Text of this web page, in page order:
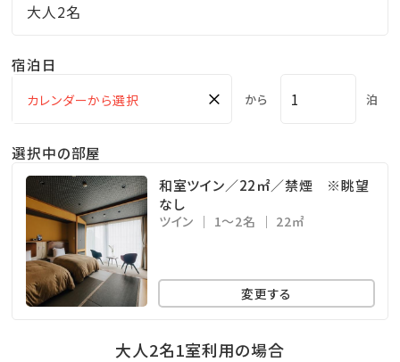
トに記載しております
ございます
■大浴場／カルシウム-ナトリウム塩化物、硫酸塩温泉
“ご入浴可能時間 15:00～25:00／5:30～9:00”
■駐車場／屋外・無料
当館の駐車場は先着20台限定とさせていただきます。
※バイクでお越しのお客様も同様でございます
大人2名
宿泊日
× から 泊
選択中の部屋
和室ツイン／22㎡／禁煙 ※眺望
なし
ツイン 1～2名 22㎡
変更する
大人2名1室利用の場合